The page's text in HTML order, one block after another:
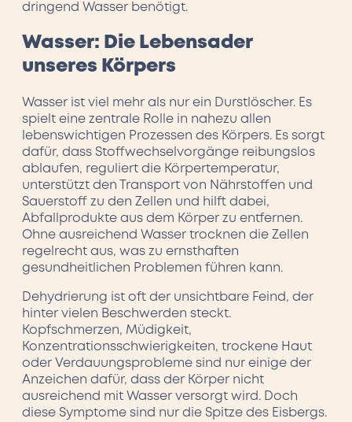
dringend Wasser benötigt.
Wasser: Die Lebensader
unseres Körpers
Wasser ist viel mehr als nur ein Durstlöscher. Es
spielt eine zentrale Rolle in nahezu allen
lebenswichtigen Prozessen des Körpers. Es sorgt
dafür, dass Stoffwechselvorgänge reibungslos
ablaufen, reguliert die Körpertemperatur,
unterstützt den Transport von Nährstoffen und
Sauerstoff zu den Zellen und hilft dabei,
Abfallprodukte aus dem Körper zu entfernen.
Ohne ausreichend Wasser trocknen die Zellen
regelrecht aus, was zu ernsthaften
gesundheitlichen Problemen führen kann.
Dehydrierung ist oft der unsichtbare Feind, der
hinter vielen Beschwerden steckt.
Kopfschmerzen, Müdigkeit,
Konzentrationsschwierigkeiten, trockene Haut
oder Verdauungsprobleme sind nur einige der
Anzeichen dafür, dass der Körper nicht
ausreichend mit Wasser versorgt wird. Doch
diese Symptome sind nur die Spitze des Eisbergs.